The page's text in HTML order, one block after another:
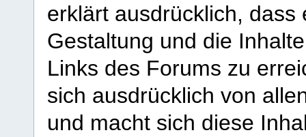
erklärt ausdrücklich,
Gestaltung und die
Links des Forums zu
sich ausdrücklich von
und macht sich diese